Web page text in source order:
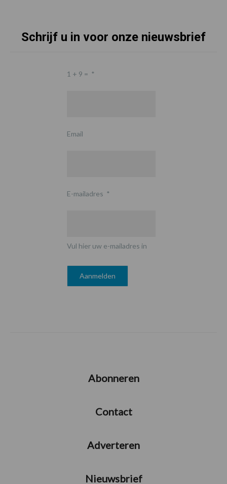
Schrijf u in voor onze nieuwsbrief
1 + 9 = *
Email
E-mailadres *
Vul hier uw e-mailadres in
Abonneren
Contact
Adverteren
Nieuwsbrief